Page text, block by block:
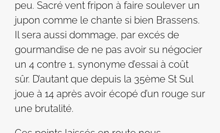
peu. Sacré vent fripon à faire soulever un
jupon comme le chante si bien Brassens.
Il sera aussi dommage, par excés de
gourmandise de ne pas avoir su négocier
un 4 contre 1, synonyme d’essai à coût
sûr. D’autant que depuis la 35ème St Sul
joue à 14 après avoir écopé d’un rouge sur
une brutalité.